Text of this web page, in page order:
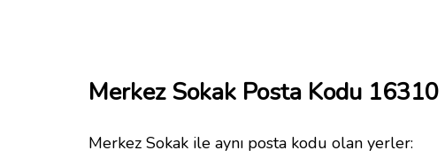
Merkez Sokak Posta Kodu 16310
Merkez Sokak ile aynı posta kodu olan yerler: